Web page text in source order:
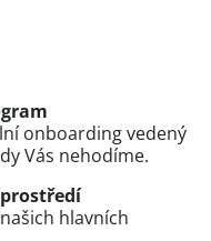
onboarding vedený
Vás nehodíme.
hlavních